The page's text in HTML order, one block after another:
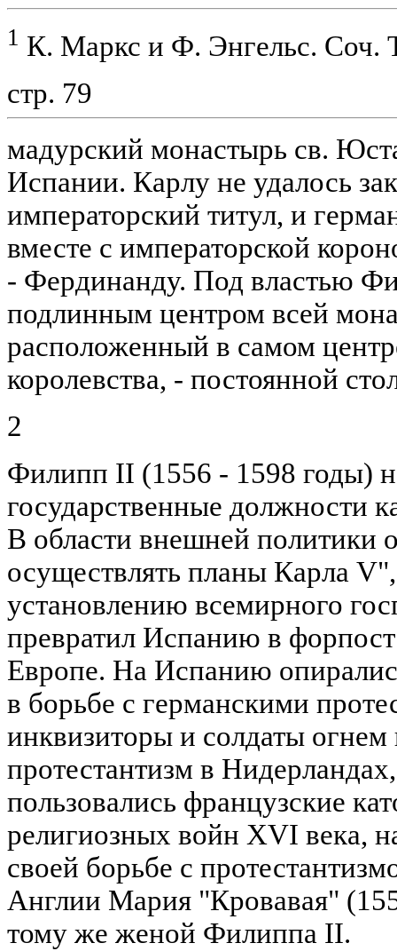
1 К. Маркс и Ф. Энгельс. Соч.
стр. 79
мадурский монастырь св.
Испании. Карлу не удалось
императорский титул, и
вместе с императорской
- Фердинанду. Под властью
подлинным центром всей
расположенный в самом
королевства, - постоянной
2
Филипп II (1556 - 1598 годы)
государственные должности
В области внешней политики
осуществлять планы Карла
установлению всемирного
превратил Испанию в
Европе. На Испанию
в борьбе с германскими
инквизиторы и солдаты
протестантизм в
пользовались французские
религиозных войн XVI века,
своей борьбе с
Англии Мария "Кровавая"
тому же женой Филиппа II.